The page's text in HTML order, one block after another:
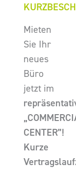
Mieten
Sie Ihr
neues
Büro
jetzt im
CENTER”!
Kurze